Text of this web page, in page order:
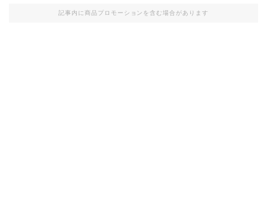
記事内に商品プロモーションを含む場合があります